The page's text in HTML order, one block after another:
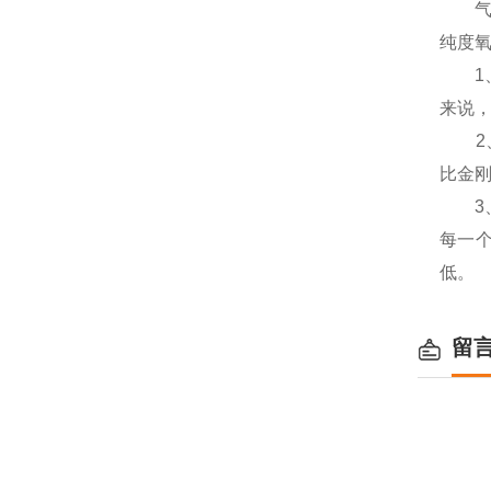
气动
纯度
1、
来说
2、
比金
3、
每一
低。
留